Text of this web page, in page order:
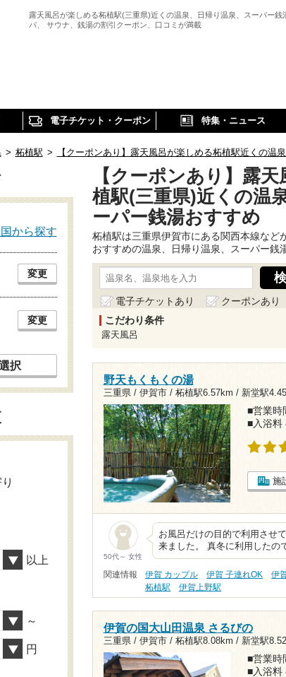
露天風呂が楽しめる柘植駅(三重県)近くの温泉、日帰り温泉、スーパー銭
パ、 サウナ、銭湯の割引クーポン、口コミが満載
電子チケット・クーポン 特集・ニュース
> 柘植駅 > 【クーポンあり】露天風呂が楽しめる柘植駅近くの温
【クーポンあり】露
植駅(三重県)近くの温
ーパー銭湯おすすめ
柘植駅は三重県伊賀市にある関西本線など
おすすめの温泉、日帰り温泉、スーパー銭
電子チケットあり クーポンあり
こだわり条件
露天風呂
野天もくもくの湯
三重県 / 伊賀市 / 柘植駅6.57km / 新堂駅
■営業時
■入浴料
施
50代～ 女性
お風呂だけの目的で利用させ
来ました。 真冬に利用した
関連情報 伊賀 カップル 伊賀 子連れOK 伊
柘植駅
伊賀上野駅
伊賀の国大山田温泉 さるびの
三重県 / 伊賀市 / 柘植駅8.08km / 新堂駅
■営業時
■入浴料
から探す
変更
変更
択
以上
～
円